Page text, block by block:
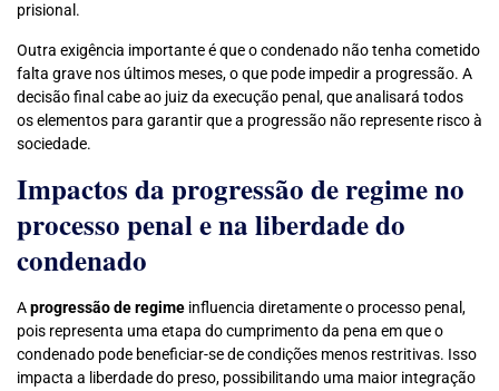
prisional.
Outra exigência importante é que o condenado não tenha cometido
falta grave nos últimos meses, o que pode impedir a progressão. A
decisão final cabe ao juiz da execução penal, que analisará todos
os elementos para garantir que a progressão não represente risco à
sociedade.
Impactos da progressão de regime no
processo penal e na liberdade do
condenado
Aprogressão de regime influencia diretamente o processo penal,
pois representa uma etapa do cumprimento da pena em que o
condenado pode beneficiar-se de condições menos restritivas. Isso
impacta a liberdade do preso, possibilitando uma maior integração